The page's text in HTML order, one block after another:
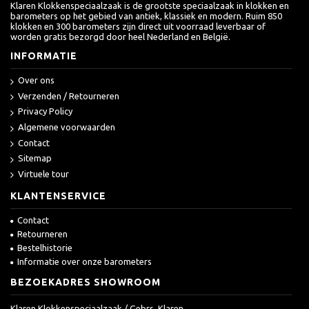
Klaren Klokkenspeciaalzaak is de grootste speciaalzaak in klokken en
barometers op het gebied van antiek, klassiek en modern. Ruim 850
klokken en 300 barometers zijn direct uit voorraad leverbaar of
worden gratis bezorgd door heel Nederland en België.
INFORMATIE
Over ons
Verzenden / Retourneren
Privacy Policy
Algemene voorwaarden
Contact
Sitemap
Virtuele tour
KLANTENSERVICE
Contact
Retourneren
Bestelhistorie
Informatie over onze barometers
BEZOEKADRES SHOWROOM